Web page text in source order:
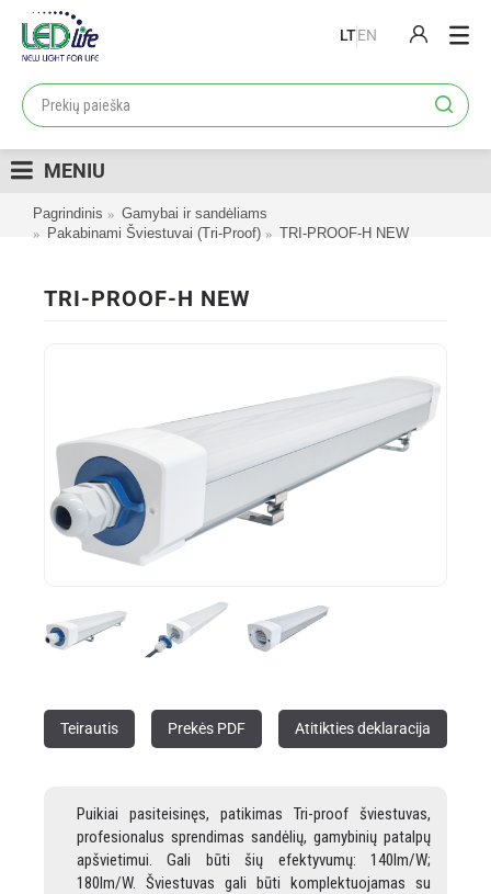
LTEN
PRODUKTAI
LOJALUMO PROGRAMA
KATALOGAI
MENIU
Pagrindinis
Gamybai ir sandėliams
Pakabinami Šviestuvai (Tri-Proof)
TRI-PROOF-H NEW
TRI-PROOF-H NEW
Teirautis Prekės PDF Atitikties deklaracija
Puikiai pasiteisinęs, patikimas Tri-proof šviestuvas,
profesionalus sprendimas sandėlių, gamybinių patalpų
apšvietimui. Gali būti šių efektyvumų: 140lm/W;
180lm/W. Šviestuvas gali būti komplektuojamas su